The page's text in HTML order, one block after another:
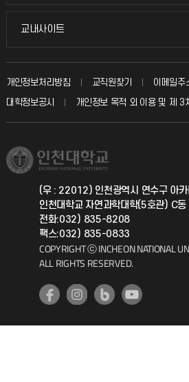
입학안내
취업정보(학생)
칭찬마당
학생서비스 지킴이
국방헬프콜
총동문회
교내사이트
교내사이트
교수회
교육혁신본부
국제지원과
공자아카데미
기초교육원
개인정보처리방침 교직원찾기
이메일주
대학정보공시
개인정보 목적 외 이용 및 제 3
(우 : 22012) 인천광역시 연수구 아
인천대학교 자연과학대학(5호관) C
전화:032) 835-8208
팩스:032) 835-0833
COPYRIGHT ⓒ INCHEON NATIONAL
ALL RIGHTS RESERVED.